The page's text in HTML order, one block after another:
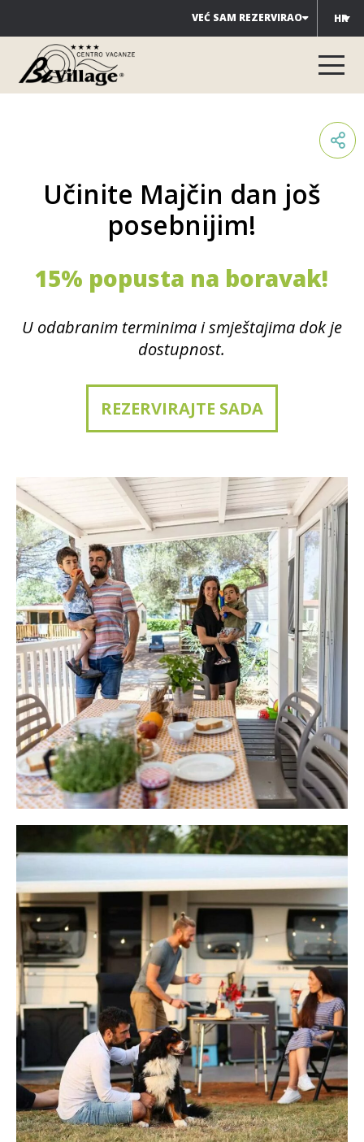
na
sadržaj
VEĆ SAM REZERVIRAO HR
Učinite Majčin dan još
posebnijim!
15% popusta na boravak!
U odabranim terminima i smještajima dok je
dostupnost.
REZERVIRAJTE SADA